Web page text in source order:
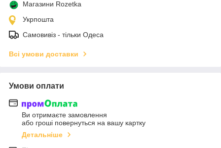
Магазини Rozetka
Укрпошта
Самовивіз - тільки Одеса
Всі умови доставки
Умови оплати
Ви отримаєте замовлення
або гроші повернуться на вашу картку
Детальніше